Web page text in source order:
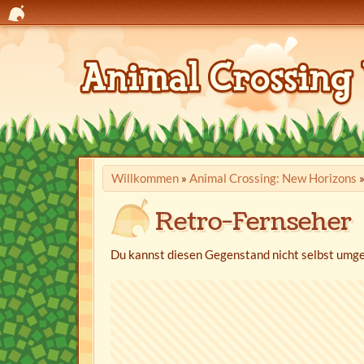
Willkommen» Animal Crossing: New Horizons
Retro-Fernseher
Du kannst diesen Gegenstand nicht selbst